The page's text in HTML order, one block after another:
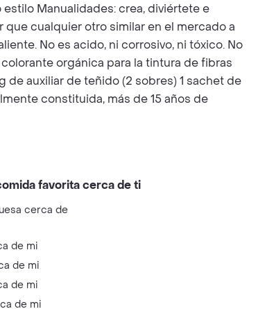
estilo Manualidades: crea, diviértete e
que cualquier otro similar en el mercado a
No es acido, ni corrosivo, ni tóxico. No
orgánica para la tintura de fibras
de auxiliar de teñido (2 sobres) 1 sachet de
constituida, más de 15 años de
favorita cerca de ti
cerca de
de mi
de mi
de mi
de mi